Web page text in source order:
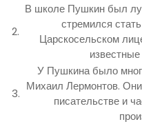
2.
В школе Пушкин был
стремился
Царскосельском
3.
У Пушкина было
Михаил Лермонтов.
писательстве и